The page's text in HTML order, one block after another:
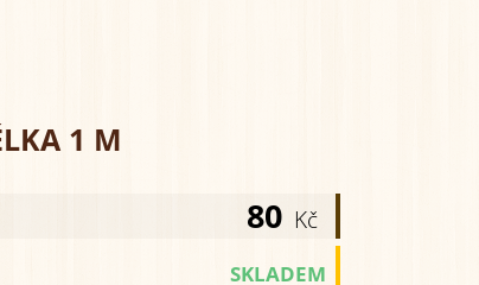
1 M
80 Kč
SKLADEM